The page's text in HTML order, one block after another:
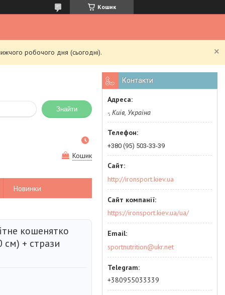
Кошик
робочого дня (сьогодні).
Знайти
Кошик
Новинки
кошенятко
см) + стрази
Контакти
-, Київ, Україна
+380 (95) 503-33-39
http://ironsport.kiev.ua
https://ironsport.kiev.ua/ua/
sportnutrition@ukr.net
+380955033339